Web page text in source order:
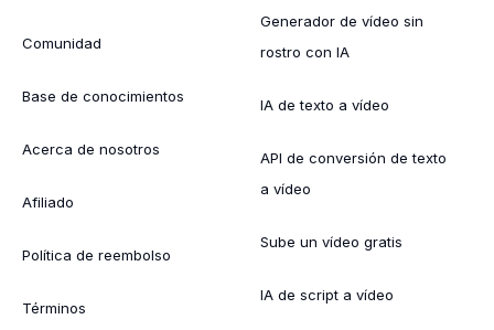
Comunidad
Base de conocimientos
Acerca de nosotros
Afiliado
Política de reembolso
Términos
Generador de vídeo sin
rostro con IA
IA de texto a vídeo
API de conversión de texto
a vídeo
Sube un vídeo gratis
IA de script a vídeo